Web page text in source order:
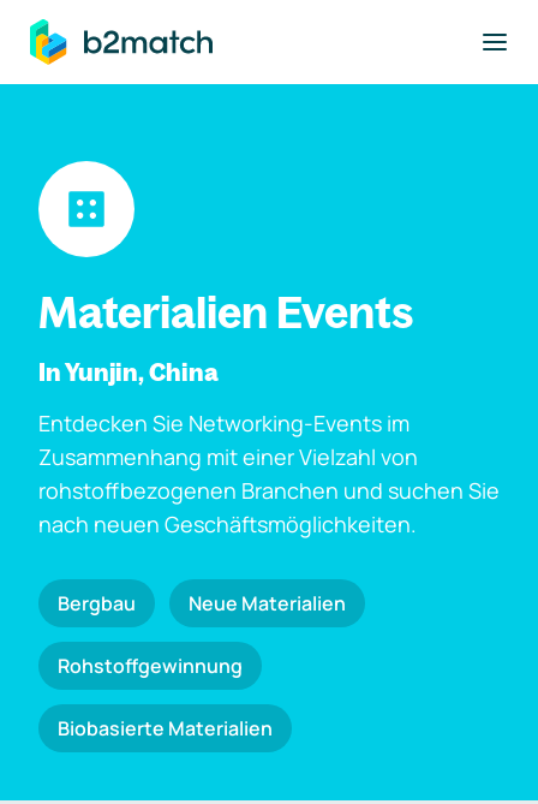
springen
Materialien Events
In Yunjin, China
Entdecken Sie Networking-Events im
Zusammenhang mit einer Vielzahl von
rohstoffbezogenen Branchen und suchen Sie
nach neuen Geschäftsmöglichkeiten.
Bergbau Neue Materialien
Rohstoffgewinnung
Biobasierte Materialien